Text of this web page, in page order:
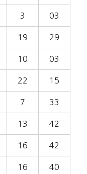
3 03
19 29
10 03
22 15
7 33
13 42
16 42
16 40